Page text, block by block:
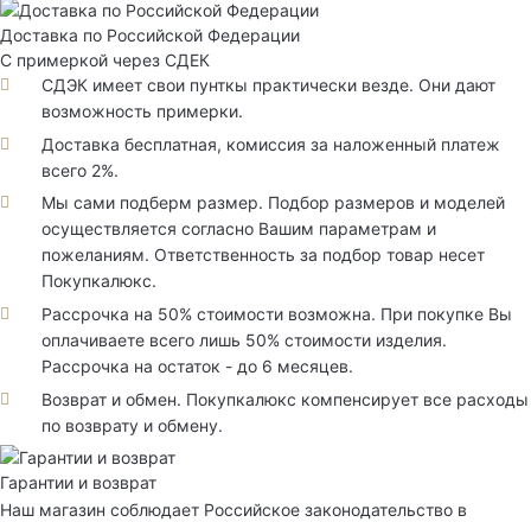
Доставка по Российской Федерации
С примеркой через СДЕК
СДЭК имеет свои пунткы практически везде. Они дают
возможность примерки.
Доставка бесплатная, комиссия за наложенный платеж
всего 2%.
Мы сами подберм размер. Подбор размеров и моделей
осуществляется согласно Вашим параметрам и
пожеланиям. Ответственность за подбор товар несет
Покупкалюкс.
Рассрочка на 50% стоимости возможна. При покупке Вы
оплачиваете всего лишь 50% стоимости изделия.
Рассрочка на остаток - до 6 месяцев.
Возврат и обмен. Покупкалюкс компенсирует все расходы
по возврату и обмену.
Гарантии и возврат
Наш магазин соблюдает Российское законодательство в